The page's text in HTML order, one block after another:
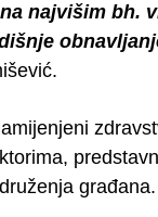
najvišim bh.
građana.